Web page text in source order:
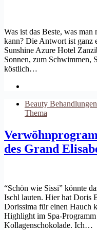
Was ist das Beste, was man
kann? Die Antwort ist ganz
Sunshine Azure Hotel
Sonnen, zum Schwimmen,
köstlich…
Beauty Behandlungen
Thema
des Grand
“Schön wie Sissi” könnte
Ischl lauten. Hier hat Doris
Dorissima für einen Hauch
Highlight im Spa-
Kollagenschokolade. Ich…